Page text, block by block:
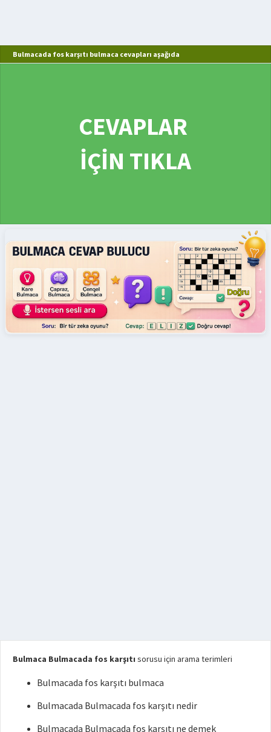
Bulmacada fos karşıtı bulmaca cevapları aşağıda
CEVAPLAR
İÇİN TIKLA
Bulmaca Bulmacada fos karşıtı sorusu için arama terimleri
Bulmacada fos karşıtı bulmaca
Bulmacada Bulmacada fos karşıtı nedir
Bulmacada Bulmacada fos karşıtı ne demek